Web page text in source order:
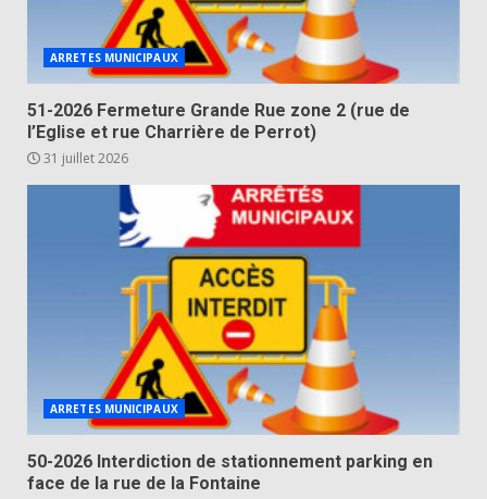
ARRETES MUNICIPAUX
51-2026 Fermeture Grande Rue zone 2 (rue de
l’Eglise et rue Charrière de Perrot)
31 juillet 2026
ARRETES MUNICIPAUX
50-2026 Interdiction de stationnement parking en
face de la rue de la Fontaine